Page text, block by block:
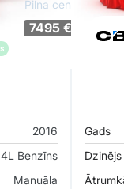
Pilna cena
7495 €
2016
Benzīns
Manuāla
Gads
Dzinējs